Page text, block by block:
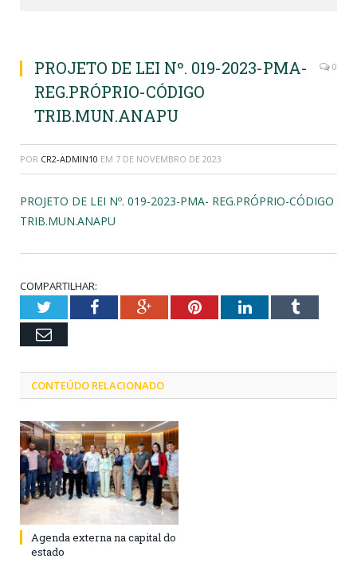
PROJETO DE LEI Nº. 019-2023-PMA-
REG.PRÓPRIO-CÓDIGO
TRIB.MUN.ANAPU
0
POR CR2-ADMIN10 EM 7 DE NOVEMBRO DE 2023
PROJETO DE LEI Nº. 019-2023-PMA- REG.PRÓPRIO-CÓDIGO
TRIB.MUN.ANAPU
COMPARTILHAR:
TwitterFacebookGoogle+PinterestLinkedInTumblr
Email
CONTEÚDO RELACIONADO
Agenda externa na capital do
estado